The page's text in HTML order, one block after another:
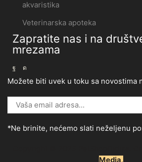
akvaristika
Veterinarska apoteka
Zapratite nas i na
mrezama
Možete biti uvek u toku sa novostima
*Ne brinite, nećemo slati neželjenu
Media.